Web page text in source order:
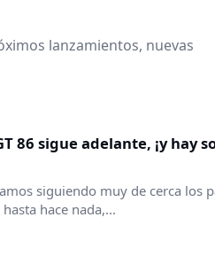
lanzamientos, nuevas
86 sigue adelante, ¡y hay
siguiendo muy de cerca los
hace nada,...